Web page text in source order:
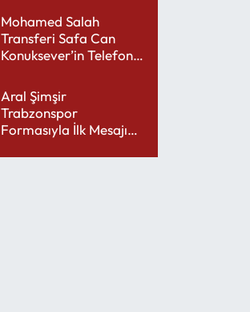
Mohamed Salah
Transferi Safa Can
Konuksever’in Telefon
Aral Şimşir
Trabzonspor
Formasıyla İlk Mesajını